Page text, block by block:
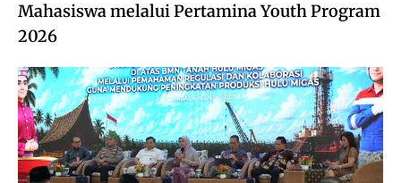
Mahasiswa melalui Pertamina Youth Program
2026